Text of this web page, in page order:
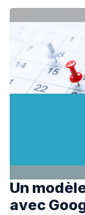
Un
avec